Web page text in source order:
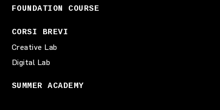
FOUNDATION COURSE
CORSI BREVI
Creative Lab
Digital Lab
SUMMER ACADEMY